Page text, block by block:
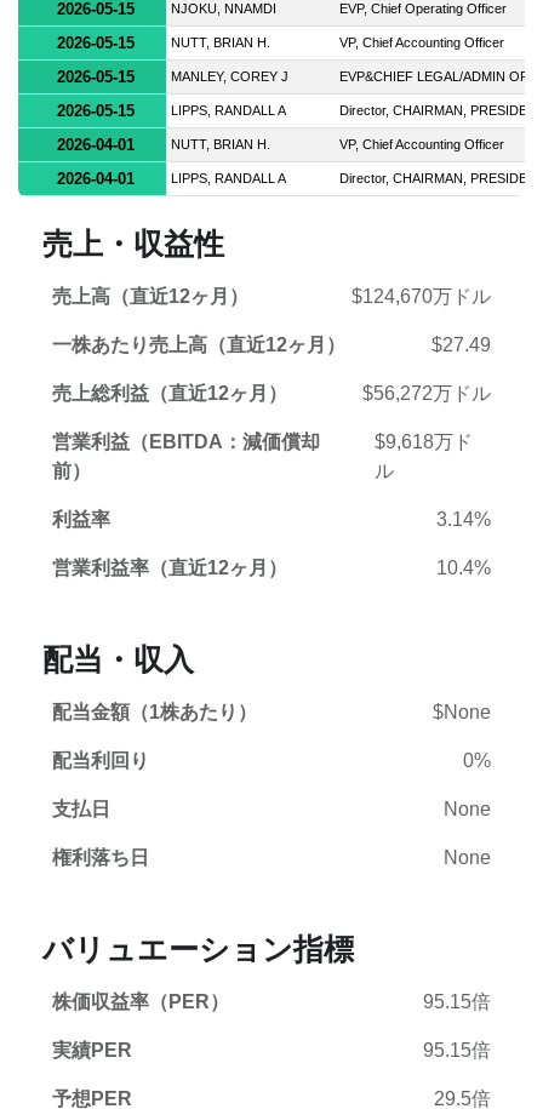
2026-05-15 NJOKU, NNAMDI EVP, Chief Operating Officer
2026-05-15 NUTT, BRIAN H. VP, Chief Accounting Officer
2026-05-15 MANLEY, COREY J EVP&CHIEF LEGAL/ADMIN
2026-05-15 LIPPS, RANDALL A Director, CHAIRMAN,
2026-04-01 NUTT, BRIAN H. VP, Chief Accounting Officer
2026-04-01 LIPPS, RANDALL A Director, CHAIRMAN,
売上・収益性
売上高（直近12ヶ月） $124,670万ドル
一株あたり売上高（直近12ヶ月） $27.49
売上総利益（直近12ヶ月） $56,272万ドル
営業利益（EBITDA：減価償却
前）
$9,618万ド
ル
利益率 3.14%
営業利益率（直近12ヶ月） 10.4%
配当・収入
配当金額（1株あたり） $None
配当利回り 0%
支払日 None
権利落ち日 None
バリュエーション指標
株価収益率（PER） 95.15倍
実績PER 95.15倍
予想PER 29.5倍